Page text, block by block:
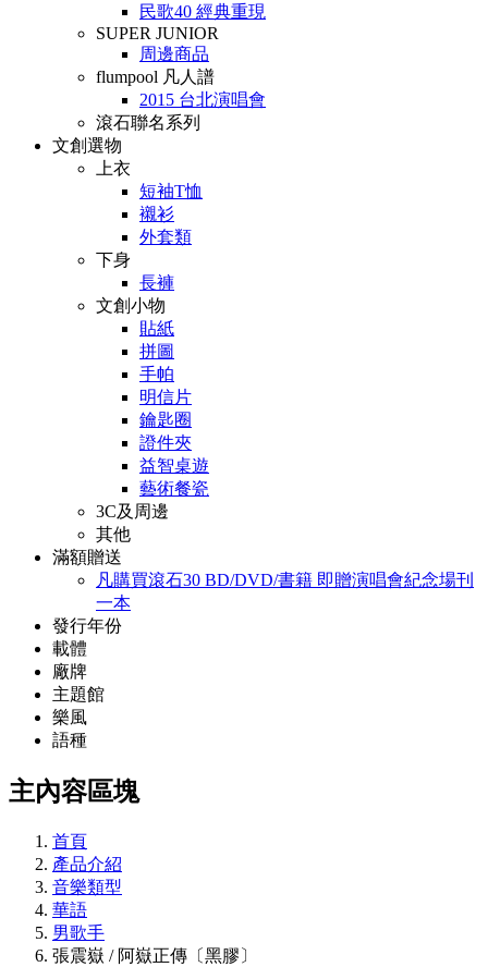
民歌40 經典重現
SUPER JUNIOR
周邊商品
flumpool 凡人譜
2015 台北演唱會
滾石聯名系列
文創選物
上衣
短袖T恤
襯衫
外套類
下身
長褲
文創小物
貼紙
拼圖
手帕
明信片
鑰匙圈
證件夾
益智桌遊
藝術餐瓷
3C及周邊
其他
滿額贈送
凡購買滾石30 BD/DVD/書籍 即贈演唱會紀念場刊
一本
發行年份
載體
廠牌
主題館
樂風
語種
主內容區塊
首頁
產品介紹
音樂類型
華語
男歌手
張震嶽 / 阿嶽正傳〔黑膠〕